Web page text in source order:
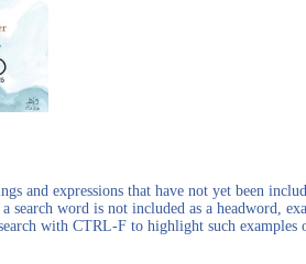
and expressions that have not yet been
search word is not included as a headword,
with CTRL-F to highlight such examples